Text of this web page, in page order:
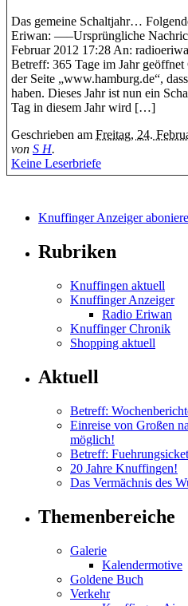
Das gemeine Schaltjahr…
Eriwan: —–Ursprüngliche
Februar 2012 17:28 An:
Betreff: 365 Tage im Jahr
der Seite „www.hamburg.de“,
haben. Dieses Jahr ist nun ein
Tag in diesem Jahr wird […]
Geschrieben am Freitag, 24.
von S H.
Keine Leserbriefe
Knuffinger Anzeiger
Rubriken
Knuffingen aktuell
Knuffinger Anzeiger
Radio Eriwan
Knuffinger Chronik
Shopping aktuell
Aktuell
Betreff:
Einreise von Großen
möglich!
Betreff:
20 Jahre Knuffingen!
Das Vermächnis des
Themenbereiche
Galerie
Kalendermotive
Goldene Buch
Verkehr